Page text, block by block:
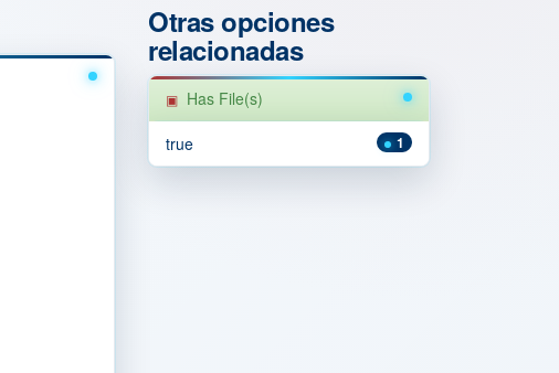
Otras opciones
relacionadas
Has File(s)
1
true